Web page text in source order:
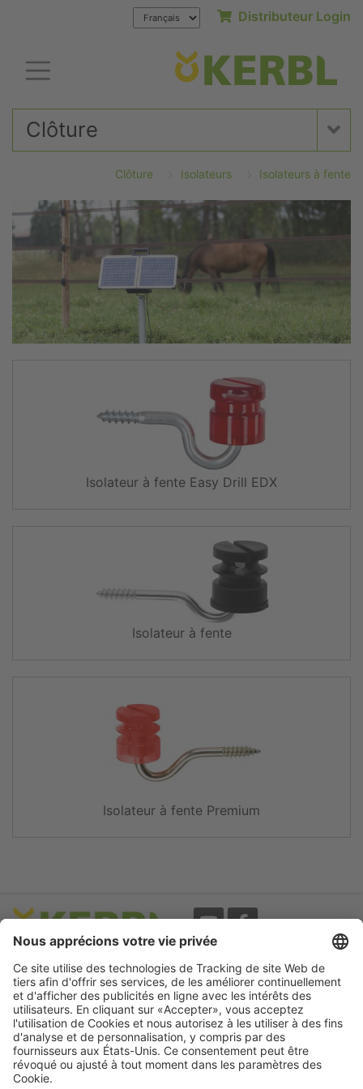
Distributeur Login
Clôture
Clôture Isolateurs Isolateurs à fente
Isolateur à fente Easy Drill EDX
Isolateur à fente
Isolateur à fente Premium
Evènements
Newsletter
Termes d'utilisation
A propos
Mentions légales
CGV
Protection des données
Garantie
Déclaration